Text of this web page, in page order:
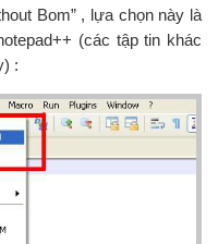
Bom” , lựa chọn này là
(các tập tin khác
: